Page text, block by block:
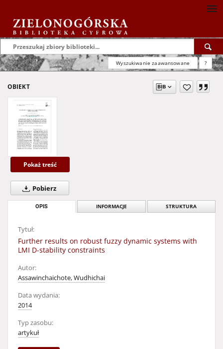
Wyszukiwanie zaawansowane ?
OBIEKT
Pokaż treść
Pobierz
OPIS INFORMACJE STRUKTURA
Tytuł:
Further results on robust fuzzy dynamic systems with
LMI D-stability constraints
Autor:
Assawinchaichote, Wudhichai
Data wydania:
2014
Typ zasobu:
artykuł